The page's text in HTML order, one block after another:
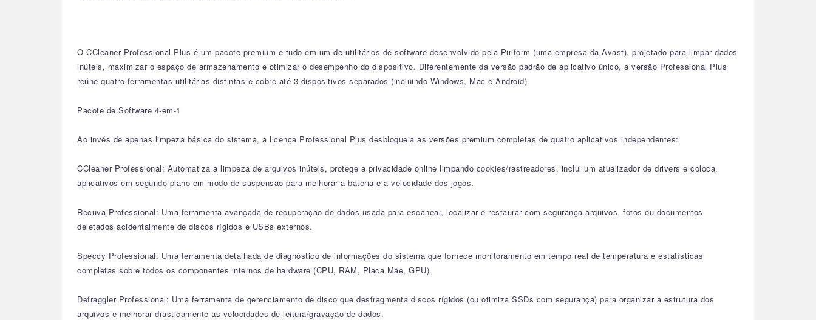
O CCleaner Professional Plus é um pacote premium e tudo-em-um de utilitários de software desenvolvido pela Piriform (uma empresa da Avast), projetado para limpar dados
inúteis, maximizar o espaço de armazenamento e otimizar o desempenho do dispositivo. Diferentemente da versão padrão de aplicativo único, a versão Professional Plus
reúne quatro ferramentas utilitárias distintas e cobre até 3 dispositivos separados (incluindo Windows, Mac e Android).
Pacote de Software 4-em-1
Ao invés de apenas limpeza básica do sistema, a licença Professional Plus desbloqueia as versões premium completas de quatro aplicativos independentes:
CCleaner Professional: Automatiza a limpeza de arquivos inúteis, protege a privacidade online limpando cookies/rastreadores, inclui um atualizador de drivers e coloca
aplicativos em segundo plano em modo de suspensão para melhorar a bateria e a velocidade dos jogos.
Recuva Professional: Uma ferramenta avançada de recuperação de dados usada para escanear, localizar e restaurar com segurança arquivos, fotos ou documentos
deletados acidentalmente de discos rígidos e USBs externos.
Speccy Professional: Uma ferramenta detalhada de diagnóstico de informações do sistema que fornece monitoramento em tempo real de temperatura e estatísticas
completas sobre todos os componentes internos de hardware (CPU, RAM, Placa Mãe, GPU).
Defraggler Professional: Uma ferramenta de gerenciamento de disco que desfragmenta discos rígidos (ou otimiza SSDs com segurança) para organizar a estrutura dos
arquivos e melhorar drasticamente as velocidades de leitura/gravação de dados.